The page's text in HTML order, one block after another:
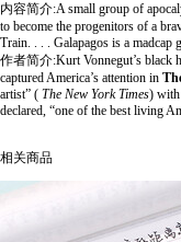
内容简介:A small group of
to become the progenitors of a
Train. . . . Galapagos is a
作者简介:Kurt Vonnegut’s black
captured America’s attention in
artist” ( The New York Times) with
declared, “one of the best living
相关商品